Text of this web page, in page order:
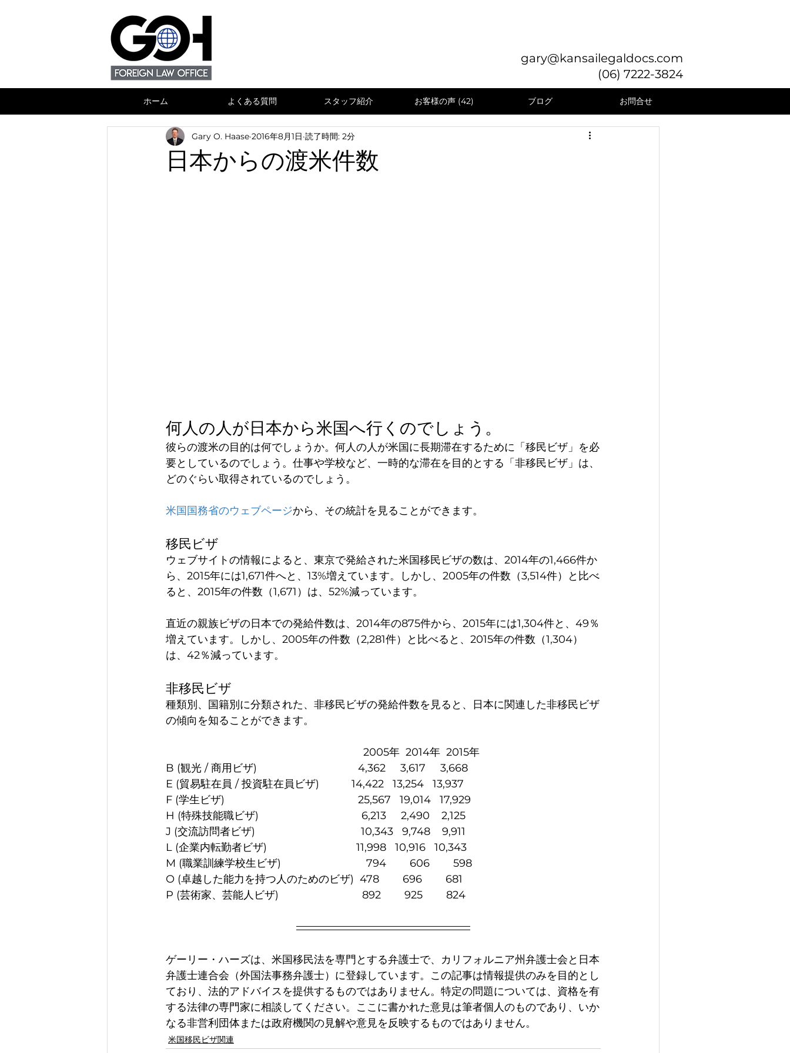
gary@kansailegaldocs.com
(06) 7222-3824
ホーム よくある質問 スタッフ紹介 お客様の声 (42) ブログ お問合せ
日本からの渡米件数
Gary O. Haase 2016年8月1日 読了時間: 2分
何人の人が日本から米国へ行くのでしょう。
彼らの渡米の目的は何でしょうか。何人の人が米国に長期滞在するために「移民ビザ」を必
要としているのでしょう。仕事や学校など、一時的な滞在を目的とする「非移民ビザ」は、
どのぐらい取得されているのでしょう。
米国国務省のウェブページから、その統計を見ることができます。
移民ビザ
ウェブサイトの情報によると、東京で発給された米国移民ビザの数は、2014年の1,466件か
ら、2015年には1,671件へと、13%増えています。しかし、2005年の件数（3,514件）と比べ
ると、2015年の件数（1,671）は、52%減っています。
直近の親族ビザの日本での発給件数は、2014年の875件から、2015年には1,304件と、49％
増えています。しかし、2005年の件数（2,281件）と比べると、2015年の件数（1,304）
は、42％減っています。
非移民ビザ
種類別、国籍別に分類された、非移民ビザの発給件数を見ると、日本に関連した非移民ビザ
の傾向を知ることができます。
2005年  2014年  2015年
B (観光 / 商用ビザ)      　　　　              4,362     3,617     3,668
E (貿易駐在員 / 投資駐在員ビザ)           14,422   13,254   13,937
F (学生ビザ)                   　　　　            25,567   19,014   17,929
H (特殊技能職ビザ)                                   6,213     2,490    2,125
J (交流訪問者ビザ)                                    10,343   9,748    9,911
L (企業内転勤者ビザ)   　　　　             11,998   10,916   10,343
M (職業訓練学校生ビザ)                             794        606        598
O (卓越した能力を持つ人のためのビザ)  478        696        681
P (芸術家、芸能人ビザ)              　　　　892        925        824
ゲーリー・ハーズは、米国移民法を専門とする弁護士で、カリフォルニア州弁護士会と日本
弁護士連合会（外国法事務弁護士）に登録しています。この記事は情報提供のみを目的とし
ており、法的アドバイスを提供するものではありません。特定の問題については、資格を有
する法律の専門家に相談してください。ここに書かれた意見は筆者個人のものであり、いか
なる非営利団体または政府機関の見解や意見を反映するものではありません。
米国移民ビザ関連